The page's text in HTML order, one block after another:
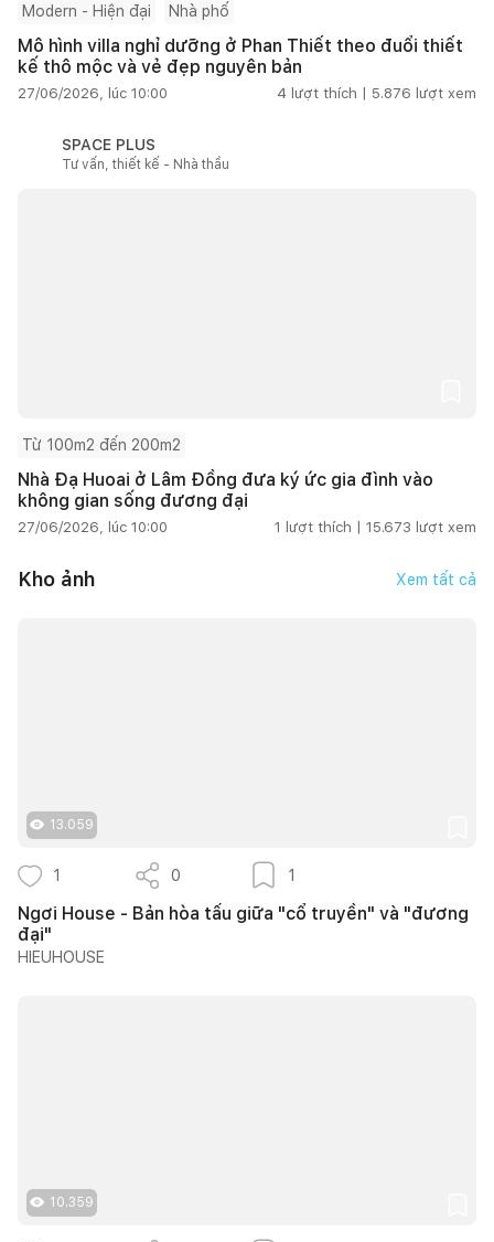
Modern - Hiện đại Nhà phố
Mô hình villa nghỉ dưỡng ở Phan Thiết theo đuổi thiết
kế thô mộc và vẻ đẹp nguyên bản
27/06/2026, lúc 10:00 4 lượt thích | 5.876 lượt xem
SPACE PLUS
Tư vấn, thiết kế - Nhà thầu
Từ 100m2 đến 200m2
Nhà Đạ Huoai ở Lâm Đồng đưa ký ức gia đình vào
không gian sống đương đại
27/06/2026, lúc 10:00 1 lượt thích | 15.673 lượt xem
Kho ảnh Xem tất cả
13.059
1 0 1
Ngơi House - Bản hòa tấu giữa "cổ truyền" và "đương
đại"
HIEUHOUSE
10.359